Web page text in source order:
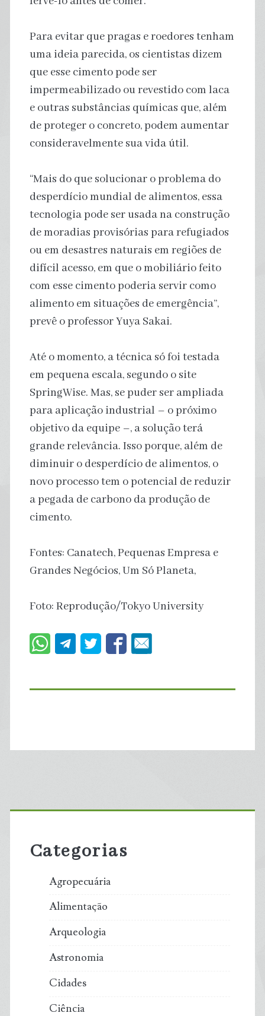
Para evitar que pragas e roedores tenham
uma ideia parecida, os cientistas dizem
que esse cimento pode ser
impermeabilizado ou revestido com laca
e outras substâncias químicas que, além
de proteger o concreto, podem aumentar
consideravelmente sua vida útil.
“Mais do que solucionar o problema do
desperdício mundial de alimentos, essa
tecnologia pode ser usada na construção
de moradias provisórias para refugiados
ou em desastres naturais em regiões de
difícil acesso, em que o mobiliário feito
com esse cimento poderia servir como
alimento em situações de emergência”,
prevê o professor Yuya Sakai.
Até o momento, a técnica só foi testada
em pequena escala, segundo o site
SpringWise. Mas, se puder ser ampliada
para aplicação industrial – o próximo
objetivo da equipe –, a solução terá
grande relevância. Isso porque, além de
diminuir o desperdício de alimentos, o
novo processo tem o potencial de reduzir
a pegada de carbono da produção de
cimento.
Fontes: Canatech, Pequenas Empresa e
Grandes Negócios, Um Só Planeta,
Foto: Reprodução/Tokyo University
Primary
Sidebar
Categorias
Agropecuária
Alimentação
Arqueologia
Astronomia
Cidades
Ciência